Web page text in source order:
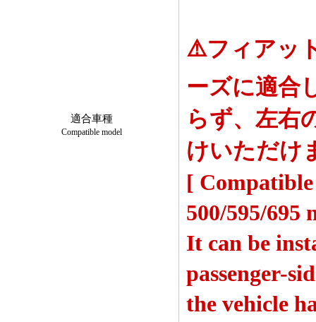
適合車種
Compatible model
⚠️フィアッ
ーズに適合
らず、左右
けいただけ
[
500/595/695
It can be
passenger-
the vehicle